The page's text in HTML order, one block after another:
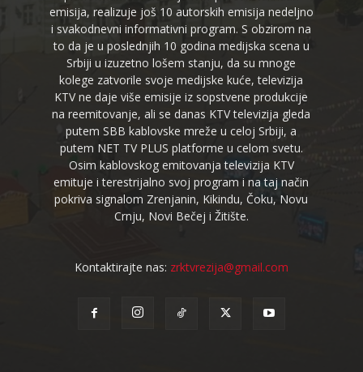
emisija, realizuje još 10 autorskih emisija nedeljno
i svakodnevni informativni program. S obzirom na
to da je u poslednjih 10 godina medijska scena u
Srbiji u izuzetno lošem stanju, da su mnoge
kolege zatvorile svoje medijske kuće, televizija
KTV ne daje više emisije iz sopstvene produkcije
na reemitovanje, ali se danas KTV televizija gleda
putem SBB kablovske mreže u celoj Srbiji, a
putem NET TV PLUS platforme u celom svetu.
Osim kablovskog emitovanja televizija KTV
emituje i terestrijalno svoj program i na taj način
pokriva signalom Zrenjanin, Kikindu, Čoku, Novu
Crnju, Novi Bečej i Žitište.
Kontaktirajte nas: zrktvrezija@gmail.com